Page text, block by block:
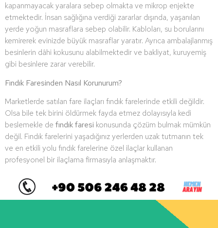
kapanmayacak yaralara sebep olmakta ve mikrop enjekte
etmektedir. İnsan sağlığına verdiği zararlar dışında, yaşanılan
yerde yoğun masraflara sebep olabilir. Kabloları, su borularını
kemirerek evinizde büyük masraflar yaratır. Ayrıca ambalajlanmış
besinlerin dâhi kokusunu alabilmektedir ve bakliyat, kuruyemiş
gibi besinlere zarar verebilir.
Fındık Faresinden Nasıl Korunurum?
Marketlerde satılan fare ilaçları fındık farelerinde etkili değildir.
Olsa bile tek birini öldürmek fayda etmez dolayısıyla kedi
beslemekle de fındık faresi konusunda çözüm bulmak mümkün
değil. Fındık farelerini yaşadığınız yerlerden uzak tutmanın tek
ve en etkili yolu fındık farelerine özel ilaçlar kullanan
profesyonel bir ilaçlama firmasıyla anlaşmaktır.